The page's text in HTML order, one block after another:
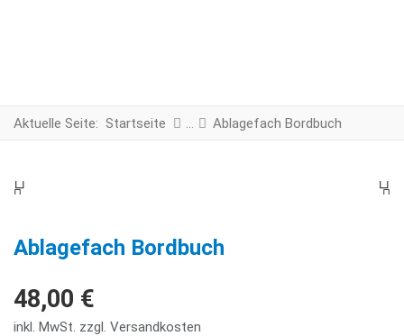
Aktuelle Seite: Startseite Ablagefach Bordbuch
Ablagefach Bordbuch
48,00 €
inkl. MwSt. zzgl. Versandkosten